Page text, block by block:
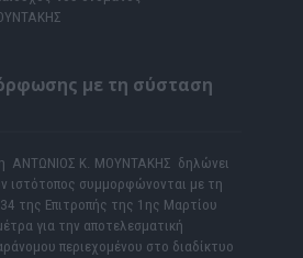
με τη σύσταση
ΑΝΤΩΝΙΟΣ Κ. ΜΟΥΝΤΑΚΗΣ δηλώνει
ιστότοπος συμμορφώνονται με τη
της Επιτροπής της 1ης Μαρτίου
για την αποτελεσματική
περιεχομένου στο διαδίκτυο